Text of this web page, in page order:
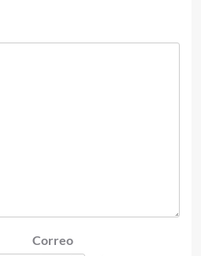
Correo